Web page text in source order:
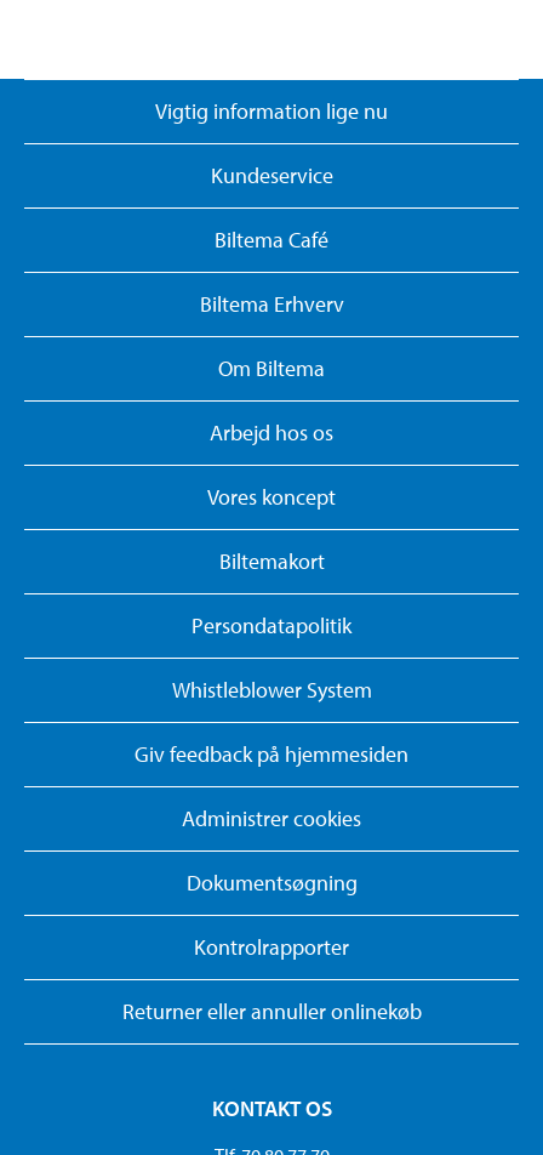
Vigtig information lige nu
Kundeservice
Biltema Café
Biltema Erhverv
Om Biltema
Arbejd hos os
Vores koncept
Biltemakort
Persondatapolitik
Whistleblower System
Giv feedback på hjemmesiden
Administrer cookies
Dokumentsøgning
Kontrolrapporter
Returner eller annuller onlinekøb
KONTAKT OS